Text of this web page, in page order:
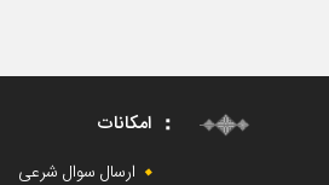
امکانات
ارسال سوال شرعی